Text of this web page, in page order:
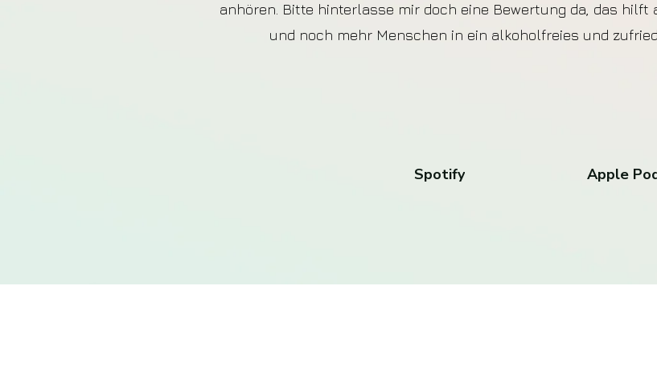
anhören. Bitte hinterlasse mir doch eine Bewertung da, das hilft
und noch mehr Menschen in ein alkoholfreies und
Spotify Apple